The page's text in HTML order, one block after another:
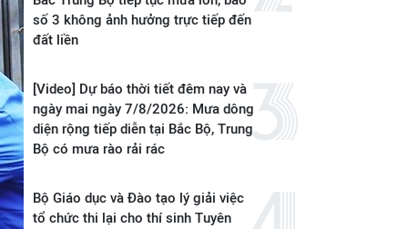
số 3 không ảnh hưởng trực tiếp đến
đất liền
[Video] Dự báo thời tiết đêm nay và
ngày mai ngày 7/8/2026: Mưa dông
diện rộng tiếp diễn tại Bắc Bộ, Trung
Bộ có mưa rào rải rác
Bộ Giáo dục và Đào tạo lý giải việc
tổ chức thi lại cho thí sinh Tuyên